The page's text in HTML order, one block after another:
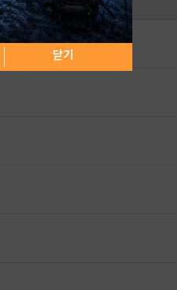
닫기